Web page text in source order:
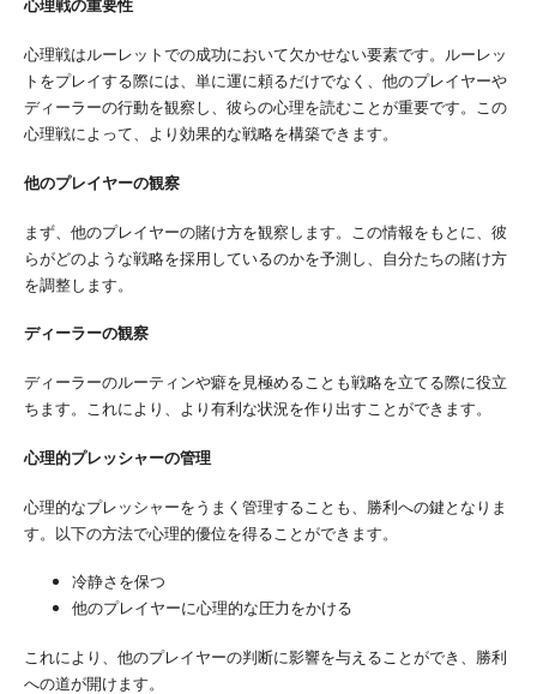
心理戦の重要性
心理戦はルーレットでの成功において欠かせない要素です。ルーレッ
トをプレイする際には、単に運に頼るだけでなく、他のプレイヤーや
ディーラーの行動を観察し、彼らの心理を読むことが重要です。この
心理戦によって、より効果的な戦略を構築できます。
他のプレイヤーの観察
まず、他のプレイヤーの賭け方を観察します。この情報をもとに、彼
らがどのような戦略を採用しているのかを予測し、自分たちの賭け方
を調整します。
ディーラーの観察
ディーラーのルーティンや癖を見極めることも戦略を立てる際に役立
ちます。これにより、より有利な状況を作り出すことができます。
心理的プレッシャーの管理
心理的なプレッシャーをうまく管理することも、勝利への鍵となりま
す。以下の方法で心理的優位を得ることができます。
冷静さを保つ
他のプレイヤーに心理的な圧力をかける
これにより、他のプレイヤーの判断に影響を与えることができ、勝利
への道が開けます。